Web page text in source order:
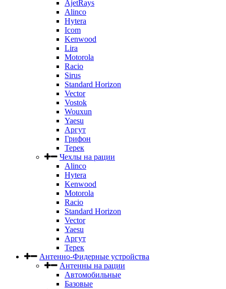
AjetRays
Alinco
Hytera
Icom
Kenwood
Lira
Motorola
Racio
Sirus
Standard Horizon
Vector
Vostok
Wouxun
Yaesu
Аргут
Грифон
Терек
Чехлы на рации
Alinco
Hytera
Kenwood
Motorola
Racio
Standard Horizon
Vector
Yaesu
Аргут
Терек
Антенно-Фидерные устройства
Антенны на рации
Автомобильные
Базовые